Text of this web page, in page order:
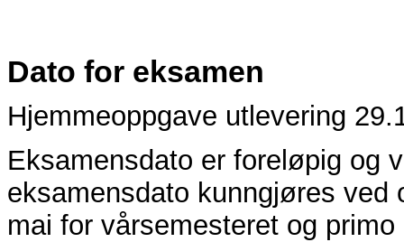
Dato for eksamen
Hjemmeoppgave utlevering
Eksamensdato er foreløpig og
eksamensdato kunngjøres ved
mai for vårsemesteret og